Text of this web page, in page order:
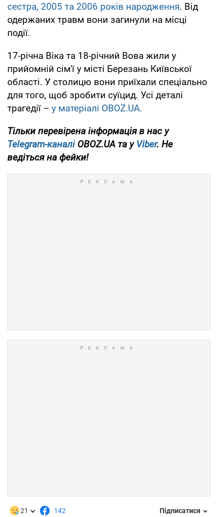
сестра, 2005 та 2006 років народження. Від
одержаних травм вони загинули на місці
події.
17-річна Віка та 18-річний Вова жили у
прийомній сім'ї у місті Березань Київської
області. У столицю вони приїхали спеціально
для того, щоб зробити суїцид. Усі деталі
трагедії – у матеріалі OBOZ.UA.
Тільки перевірена інформація в нас у
Telegram-каналіOBOZ.UA та уViber. Не
ведіться на фейки!
21 142 Підписатися